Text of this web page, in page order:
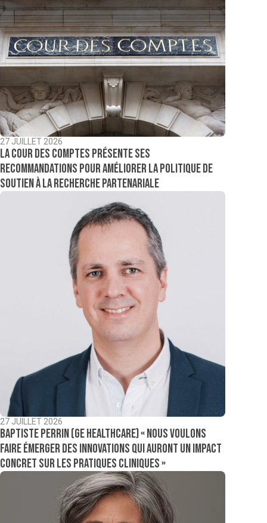
27 JUILLET 2026
La Cour des comptes présente ses
recommandations pour améliorer la politique de
soutien à la recherche partenariale
27 JUILLET 2026
Baptiste Perrin (GE Healthcare) « Nous voulons
faire émerger des innovations qui auront un impact
concret sur les pratiques cliniques »